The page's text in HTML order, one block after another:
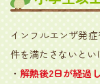
インフルエンザ発
件を満たさないとい
・解熱後2日が経過